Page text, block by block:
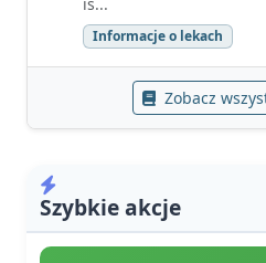
Informacje o lekach
Zobacz
Szybkie akcje